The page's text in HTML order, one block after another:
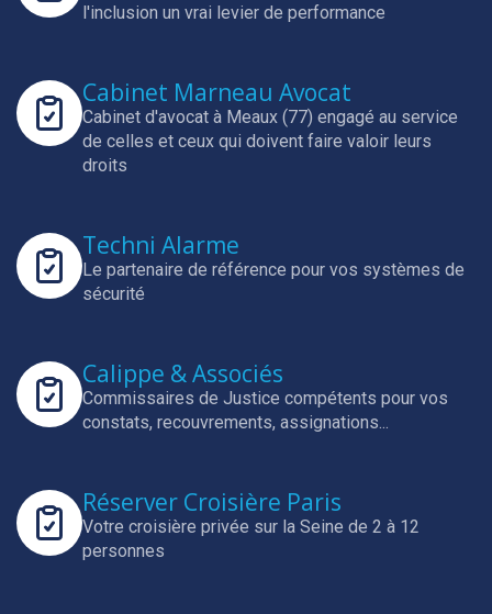
l'inclusion un vrai levier de performance
Cabinet Marneau Avocat
Cabinet d'avocat à Meaux (77) engagé au service
de celles et ceux qui doivent faire valoir leurs
droits
Techni Alarme
Le partenaire de référence pour vos systèmes de
sécurité
Calippe & Associés
Commissaires de Justice compétents pour vos
constats, recouvrements, assignations...
Réserver Croisière Paris
Votre croisière privée sur la Seine de 2 à 12
personnes